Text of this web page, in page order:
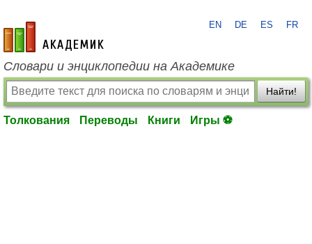
academic.ru
EN DE ES FR
Словари и энциклопедии на Академике
Найти!
Толкования Переводы Книги Игры ⚽